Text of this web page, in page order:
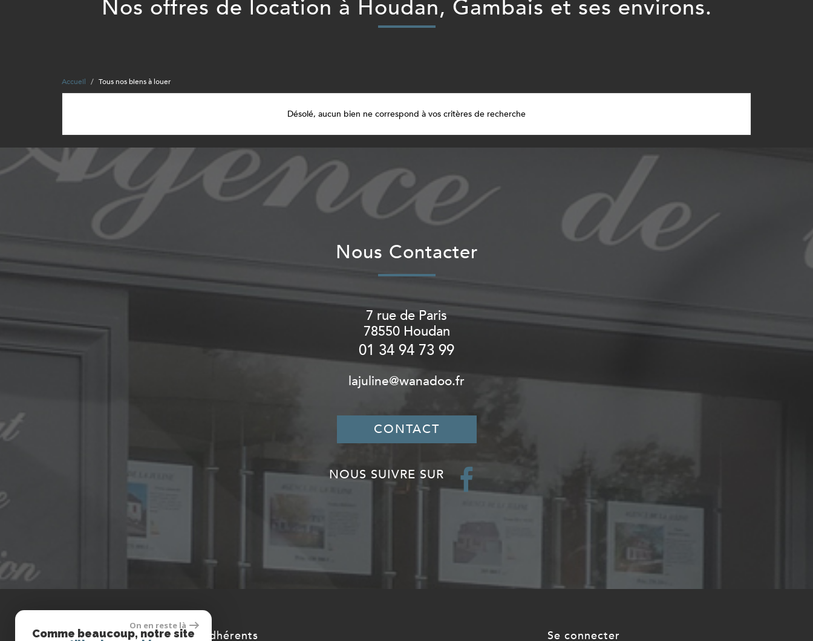
Nos offres de location à Houdan, Gambais et ses environs.
Accueil Tous nos biens à louer
Désolé, aucun bien ne correspond à vos critères de recherche
Nous Contacter
7 rue de Paris
78550 Houdan
01 34 94 73 99
lajuline@wanadoo.fr
CONTACT
NOUS SUIVRE SUR
Adhérents se connecter
On en reste là
Comme beaucoup, notre site